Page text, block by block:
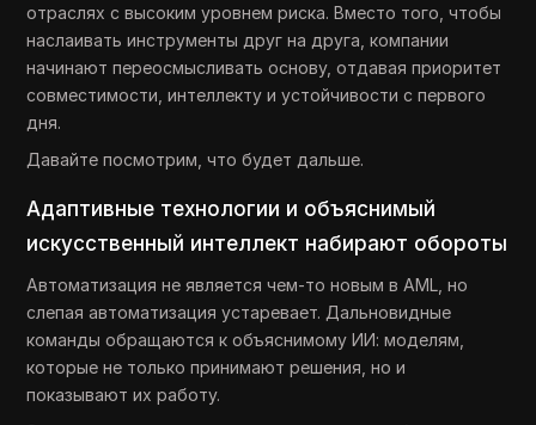
отраслях с высоким уровнем риска. Вместо того, чтобы
наслаивать инструменты друг на друга, компании
начинают переосмысливать основу, отдавая приоритет
совместимости, интеллекту и устойчивости с первого
дня.
Давайте посмотрим, что будет дальше.
Адаптивные технологии и объяснимый
искусственный интеллект набирают обороты
Автоматизация не является чем-то новым в AML, но
слепая автоматизация устаревает. Дальновидные
команды обращаются к объяснимому ИИ: моделям,
которые не только принимают решения, но и
показывают их работу.